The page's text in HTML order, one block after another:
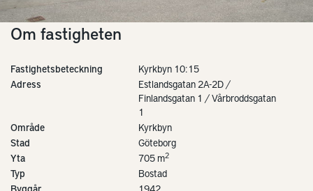
Om fastigheten
Fastighetsbeteckning
Kyrkbyn 10:15
Adress
Estlandsgatan 2A-2D /
Finlandsgatan 1 / Vårbroddsgatan
1
Område
Kyrkbyn
Stad
Göteborg
Yta
705 m2
Typ
Bostad